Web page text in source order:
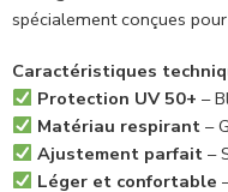
spécialement conçues
Caractéristiques
Protection UV 50+ –
Matériau respirant–
Ajustement parfait–
Léger et confortable